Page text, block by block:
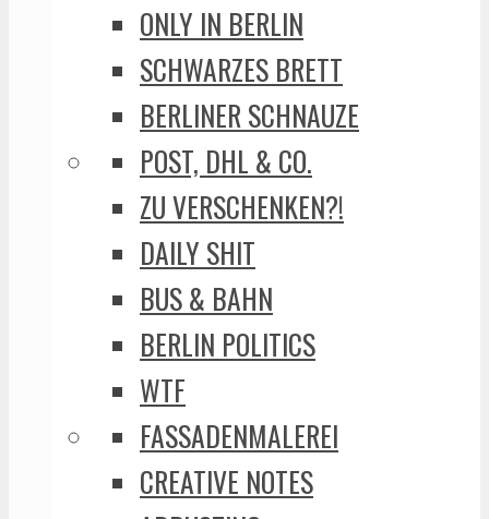
ONLY IN BERLIN
SCHWARZES BRETT
BERLINER SCHNAUZE
POST, DHL & CO.
ZU VERSCHENKEN?!
DAILY SHIT
BUS & BAHN
BERLIN POLITICS
WTF
FASSADENMALEREI
CREATIVE NOTES